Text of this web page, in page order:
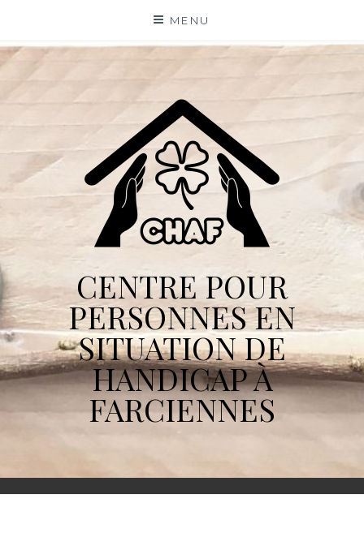
content
MENU
CENTRE POUR
PERSONNES EN
SITUATION DE
HANDICAP À
FARCIENNES